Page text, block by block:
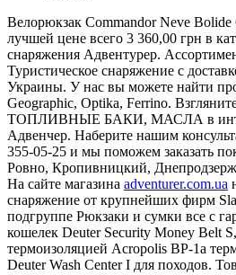
Велорюкзак Commandor Neve
лучшей цене всего 3 360,00 грн в
снаряжения Адвентурер.
Туристическое снаряжение с
Украины. У нас вы можете найти
Geographic, Optika, Ferrino.
ТОПЛИВНЫЕ БАКИ, МАСЛА в
Адвенчер. Наберите нашим
355-05-25 и мы поможем заказать
Ровно, Кропивницкий,
На сайте магазина adventurer.com.ua
снаряжение от крупнейших фирм
подгруппе Рюкзаки и сумки все с
кошелек Deuter Security Money Belt
термоизоляцией Acropolis ВР-1а
Deuter Wash Center I для походов.